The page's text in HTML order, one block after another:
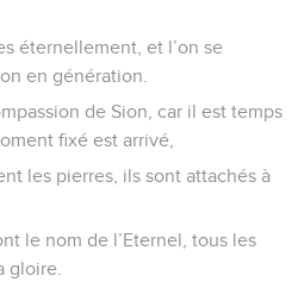
éternellement, et l’on se
en génération.
de Sion, car il est temps
fixé est arrivé,
les pierres, ils sont attachés à
le nom de l’Eternel, tous les
gloire.